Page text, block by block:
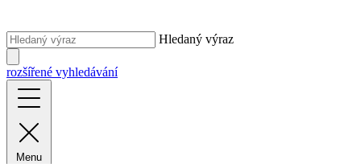
Hledaný výraz
rozšířené vyhledávání
Menu